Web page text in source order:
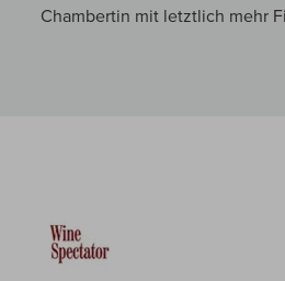
Chambertin mit letztlich mehr